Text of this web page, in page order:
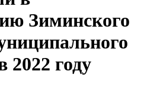
Зиминского
2022 году